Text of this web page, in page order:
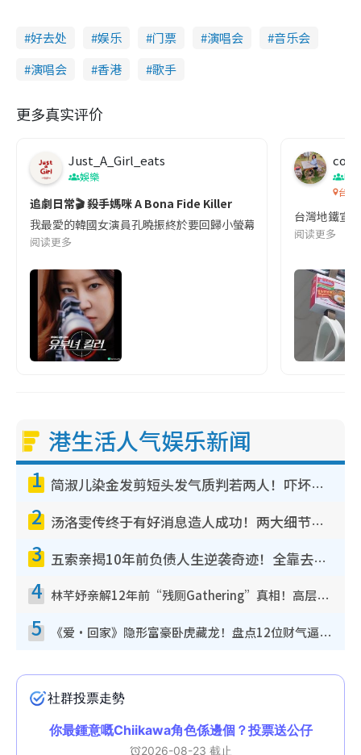
好去处 娱乐 门票 演唱会
音乐会
演唱会
香港 歌手
更多真实评价
Just_A_Girl_eats
娛樂
追劇日常🎬 殺手媽咪 A Bona Fide Killer
我最愛的韓國女演員孔曉振終於要回歸小螢幕啦!這次的劇本改編
阅读更多
co
吹
台灣
台灣地鐵宣
阅读更多
港生活人气娱乐新闻
1 简淑儿染金发剪短头发气质判若两人！吓坏老公麦大力都认不出：“你做什么？”
2 汤洛雯传终于有好消息造人成功！两大细节曝孕味极浓引猜测：大肚婆先会咁！
3 五索亲揭10年前负债人生逆袭奇迹！全靠去一地方转运后即遇上马先生
4 林芊妤亲解12年前“残厕Gathering”真相！高层解约一句话重创尊严，至今拒返TVB
5 《爱·回家》隐形富豪卧虎藏龙！盘点12位财气逼人的有钱艺人：这位美女3亿身家不愁做